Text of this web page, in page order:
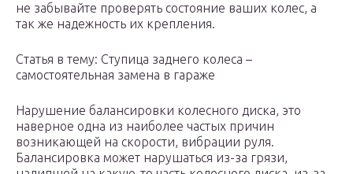
не забывайте проверять состояние ваших колес, а
так же надежность их крепления.
Статья в тему: Ступица заднего колеса –
самостоятельная замена в гараже
Нарушение балансировки колесного диска, это
наверное одна из наиболее частых причин
возникающей на скорости, вибрации руля.
Балансировка может нарушаться из-за грязи,